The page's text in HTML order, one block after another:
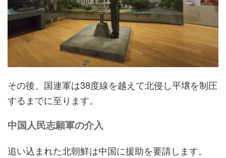
その後、国連軍は38度線を越えて北侵し平壌を制圧
するまでに至ります。
中国人民志願軍の介入
追い込まれた北朝鮮は中国に援助を要請します。